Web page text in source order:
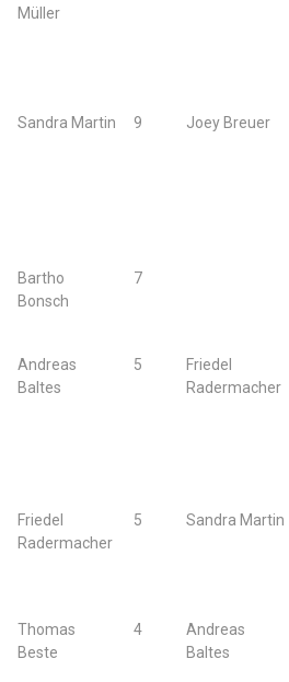
Müller
Sandra Martin 9 Joey Breuer
Bartho
Bonsch
7
Andreas
Baltes
5
Friedel
Radermacher
Friedel
Radermacher
5 Sandra Martin
Thomas
Beste
4
Andreas
Baltes